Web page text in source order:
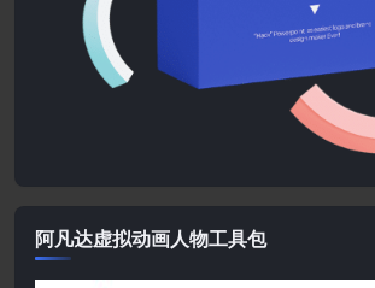
阿凡达虚拟动画人物工具包